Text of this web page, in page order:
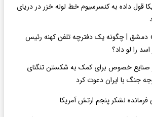
قول داده به کنسرسیوم خط لوله خزر در دریای
دمشق | چگونه یک دفترچه تلفن کهنه رئیس
را لو داد؟
صنایع خصوص برای کمک به شکستن تنگنای
جنگ با ایران دعوت کرد
فرمانده لشکر پنجم ارتش آمریکا